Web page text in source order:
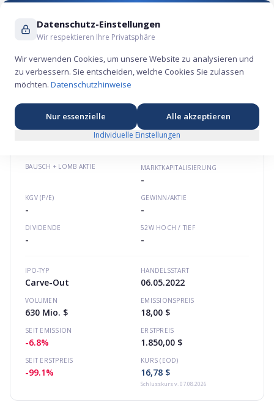
Suche ...
Bausch + Lomb Aktie – Gesundheits-
Börsengang 2022
Nordamerika ⚕️ bausch.com ★ ★
BAUSCH + LOMB AKTIE MARKTKAPITALISIERUNG
-
KGV (P/E)
-
GEWINN/AKTIE
-
DIVIDENDE
-
52W HOCH / TIEF
-
IPO-TYP
Carve-Out
HANDELSSTART
06.05.2022
VOLUMEN
630 Mio. $
EMISSIONSPREIS
18,00 $
SEIT EMISSION
-6.8%
ERSTPREIS
1.850,00 $
SEIT ERSTPREIS
-99.1%
KURS (EOD)
16,78 $
Schlusskursv. 07.08.2026
Datenschutz-Einstellungen
Wir respektieren Ihre Privatsphäre
Wir verwenden Cookies, um unsere Website zu analysieren und
zu verbessern. Sie entscheiden, welche Cookies Sie zulassen
möchten. Datenschutzhinweise
Nur essenzielle Alle akzeptieren
Individuelle Einstellungen